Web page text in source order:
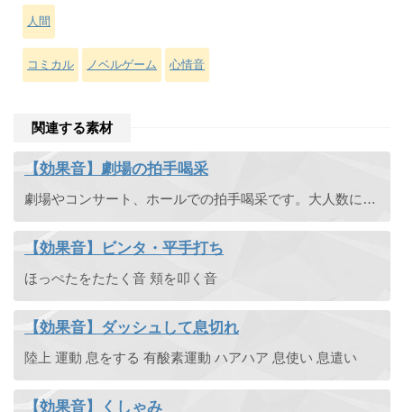
人間
コミカル ノベルゲーム 心情音
関連する素材
【効果音】劇場の拍手喝采
劇場やコンサート、ホールでの拍手喝采です。大人数により拍手。ハンドクラップ。一人で拍手する音もあります。
【効果音】ビンタ・平手打ち
ほっぺたをたたく音 頬を叩く音
【効果音】ダッシュして息切れ
陸上 運動 息をする 有酸素運動 ハアハア 息使い 息遣い
【効果音】くしゃみ